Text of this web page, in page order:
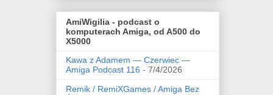
AmiWigilia - podcast o
komputerach Amiga, od A500 do
X5000
Kawa z Adamem — Czerwiec —
Amiga Podcast 116 - 7/4/2026
Remik / RemiXGames / Amiga Bez